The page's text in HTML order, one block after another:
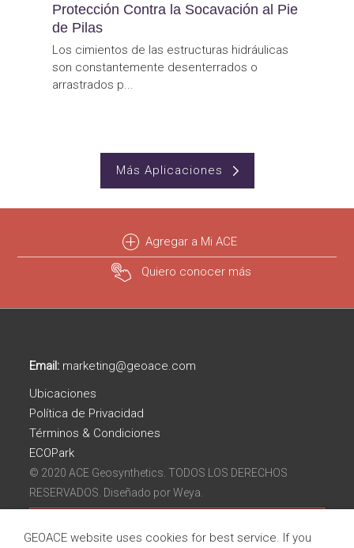
Protección Contra la Socavación al Pie
de Pilas
Los cimientos de las estructuras hidráulicas
son constantemente desenterrados o
arrastrados p...
Más Aplicaciones
Agregar a Mi ACE
Quiero conocer más
Email: marketing@geoace.com
Ubicaciones
Política de Privacidad
Términos & Condiciones
ECOPark
© 2020 ACE Geosynthetics. TODOS LOS DERECHOS
RESERVADOS. Diseñado porWeya.
GEOACE website uses cookies for best service. If you